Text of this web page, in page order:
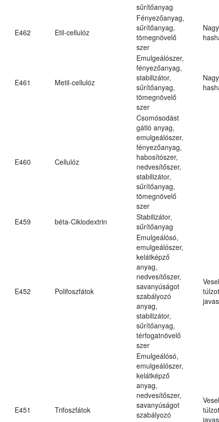
sűrítőanyag
E462 Etil-cellulóz
Fényezőanyag,
sűrítőanyag,
tömegnövelő
szer
E461 Metil-cellulóz
Emulgeálószer,
fényezőanyag,
stabilizátor,
sűrítőanyag,
tömegnövelő
szer
E460 Cellulóz
Csomósodást
gátló anyag,
emulgeálószer,
fényezőanyag,
habosítószer,
nedvesítőszer,
stabilizátor,
sűrítőanyag,
tömegnövelő
szer
E459
béta-Ciklodextrin
Stabilizátor,
sűrítőanyag
E452 Polifoszfátok
Emulgeálósó,
emulgeálószer,
kelátképző
anyag,
nedvesítőszer,
savanyúságot
szabályozó
anyag,
stabilizátor,
sűrítőanyag,
térfogatnövelő
szer
E451 Trifoszfátok
Emulgeálósó,
emulgeálószer,
kelátképző
anyag,
nedvesítőszer,
savanyúságot
szabályozó